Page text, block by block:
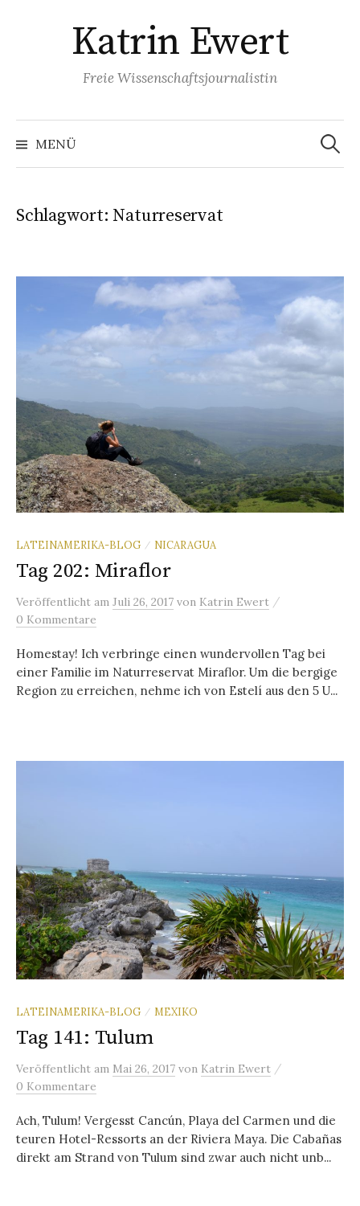
Katrin Ewert
Freie Wissenschaftsjournalistin
MENÜ
Suche
nach:
Schlagwort: Naturreservat
LATEINAMERIKA-BLOG / NICARAGUA
Tag 202: Miraflor
Veröffentlicht am Juli 26, 2017 von Katrin Ewert /
0 Kommentare
Homestay! Ich verbringe einen wundervollen Tag bei
einer Familie im Naturreservat Miraflor. Um die bergige
Region zu erreichen, nehme ich von Estelí aus den 5 U...
LATEINAMERIKA-BLOG / MEXIKO
Tag 141: Tulum
Veröffentlicht am Mai 26, 2017 von Katrin Ewert /
0 Kommentare
Ach, Tulum! Vergesst Cancún, Playa del Carmen und die
teuren Hotel-Ressorts an der Riviera Maya. Die Cabañas
direkt am Strand von Tulum sind zwar auch nicht unb...